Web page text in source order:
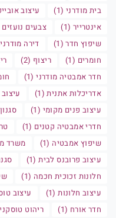
בית מודרני (1)
עיצוב
אינטרייר (1)
צבעים נועזים
שיפוץ חדר (1)
דירה
חומרים (1)
ריצוף (2)
חדר אמבטיה מודרני (1)
אדריכלות אתנית (1)
עיצוב
עיצוב פנים מקומי (1)
חדרי אמבטיה קטנים (1)
שיפוץ אמבטיה (1)
משרד
עיצוב פרובנס לבית (1)
חלונות זכוכית חכמה (1)
עיצוב חלונות (1)
עיצוב
חדר אורח (1)
ריהוט טוסקני